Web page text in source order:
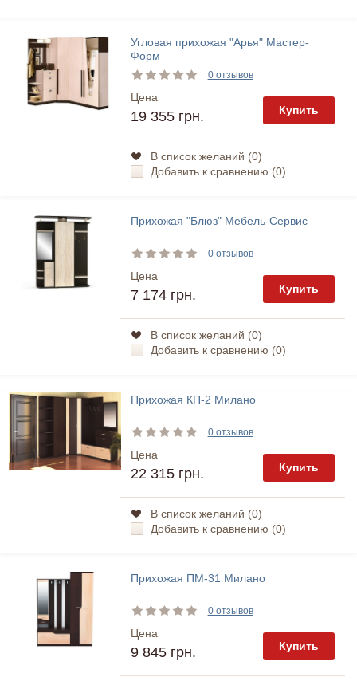
Угловая прихожая "Арья" Мастер-
Форм
0 отзывов
Цена
19 355 грн. Купить
В список желаний (0)
Добавить к сравнению (0)
Прихожая "Блюз" Мебель-Сервис
0 отзывов
Цена
7 174 грн. Купить
В список желаний (0)
Добавить к сравнению (0)
Прихожая КП-2 Милано
0 отзывов
Цена
22 315 грн. Купить
В список желаний (0)
Добавить к сравнению (0)
Прихожая ПМ-31 Милано
0 отзывов
Цена
9 845 грн. Купить